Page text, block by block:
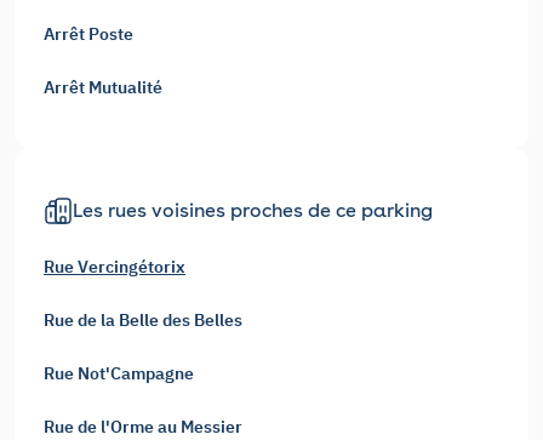
Arrêt Poste
Arrêt Mutualité
Les rues voisines proches de ce parking
Rue Vercingétorix
Rue de la Belle des Belles
Rue Not'Campagne
Rue de l'Orme au Messier